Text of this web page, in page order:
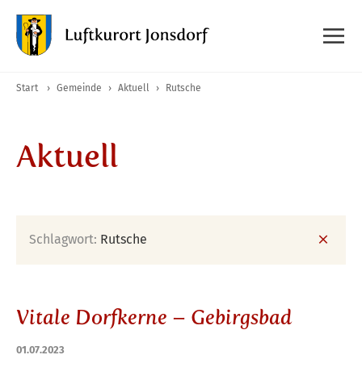
Start › Gemeinde › Aktuell › Rutsche
Aktuell
Schlagwort: Rutsche
Vitale Dorfkerne – Gebirgsbad
01.07.2023